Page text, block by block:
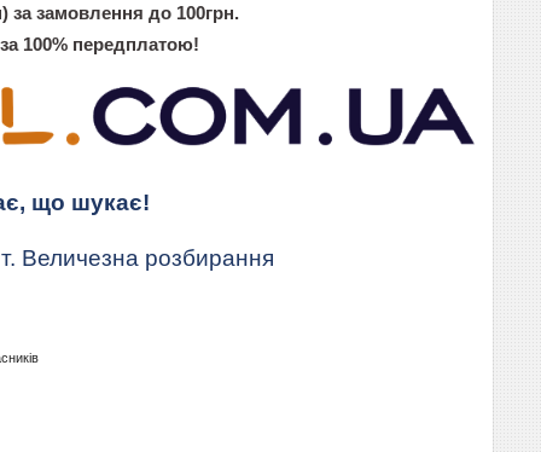
за замовлення до 100грн.
100% передплатою!
що шукає!
Величезна розбирання